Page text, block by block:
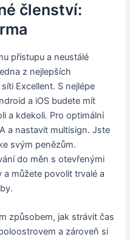
členství:
přístupu a neustálé
z nejlepších
Excellent. S nejlépe
a iOS budete mít
a kdekoli. Pro optimální
a nastavit multisign. Jste
svým penězům.
do měn s otevřenými
můžete povolit trvalé a
způsobem, jak strávit čas
a zároveň si